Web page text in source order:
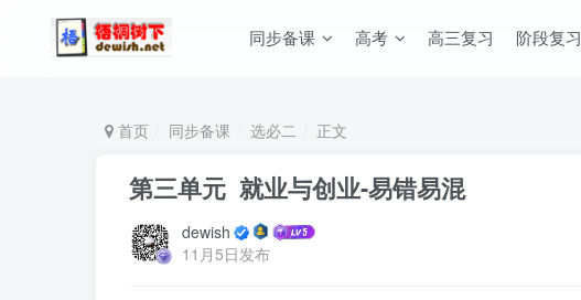
同步备课 高考 高三复习 阶段复习
首页 同步备课 选必二 正文
第三单元 就业与创业-易错易混
dewish
11月5日发布